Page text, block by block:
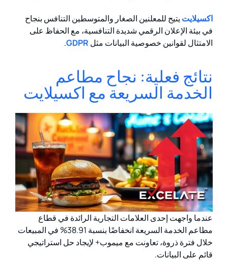
اكسيلايت يتيح للمعلنين الصغار والمتوسطين التنافس بنجاح
في بيئة الإعلان الرقمي شديدة التنافسية، مع الحفاظ على
الامتثال لقوانين خصوصية البيانات مثل GDPR
.
نتائج فعلية: نجاح مطاعم
الخدمة السريعة مع اكسيلايت
عندما واجهت إحدى العلامات التجارية الرائدة في قطاع
مطاعم الخدمة السريعة انخفاضًا بنسبة 38.91% في المبيعات
خلال فترة ذروة، تعاونت مع ميموب+ لإيجاد حل استراتيجي
قائم على البيانات.